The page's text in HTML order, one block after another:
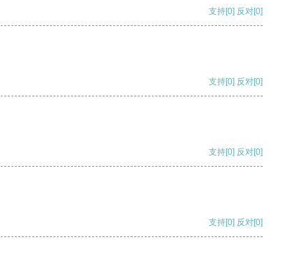
支持[0] 反对[0]
支持[0] 反对[0]
支持[0] 反对[0]
支持[0] 反对[0]